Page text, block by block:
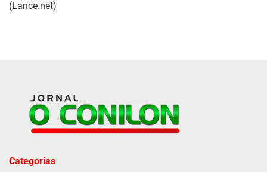
(Lance.net)
Categorias